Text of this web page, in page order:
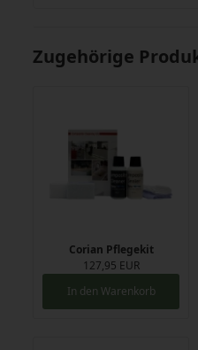
Zugehörige
Corian Pflegekit
127,95 EUR
In den Warenkorb